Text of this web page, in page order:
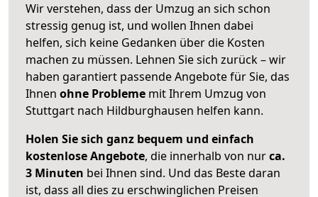
Wir verstehen, dass der Umzug an sich schon
stressig genug ist, und wollen Ihnen dabei
helfen, sich keine Gedanken über die Kosten
machen zu müssen. Lehnen Sie sich zurück – wir
haben garantiert passende Angebote für Sie, das
Ihnen ohne Probleme mit Ihrem Umzug von
Stuttgart nach Hildburghausen helfen kann.
Holen Sie sich ganz bequem und einfach
kostenlose Angebote, die innerhalb von nurca.
3 Minuten bei Ihnen sind. Und das Beste daran
ist, dass all dies zu erschwinglichen Preisen